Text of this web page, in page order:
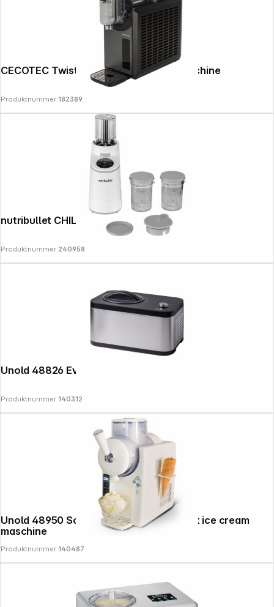
CECOTEC Twist&Ice 2600 slush ice maschine
Produktnummer:182389
nutribullet CHILL NBD0503W
Produktnummer:240958
Produktnummer:140312
Unold 48950 Sofie 2in1 slush ice and soft ice cream
maschine
Produktnummer:140487
Follow us on